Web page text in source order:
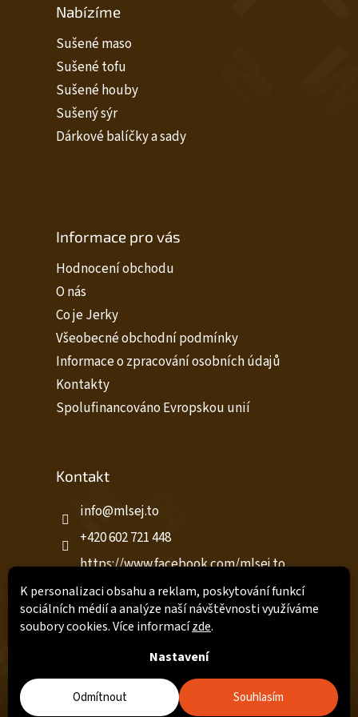
K personalizaci obsahu a reklam, poskytování funkcí
sociálních médií a analýze naší návštěvnosti využíváme
soubory cookies. Více informacízde.
Nastavení
Odmítnout Souhlasím
Nabízíme
Sušené maso
Sušené tofu
Sušené houby
Sušený sýr
Dárkové balíčky a sady
Informace pro vás
Hodnocení obchodu
O nás
Co je Jerky
Všeobecné obchodní podmínky
Informace o zpracování osobních údajů
Kontakty
Spolufinancováno Evropskou unií
Kontakt
info@mlsej.to
+420 602 721 448
https://www.facebook.com/mlsej.to
https://www.facebook.com/profile.ph
p?id=61576587668232
Copyright 2026Mlsej.to. Všechna práva vyhrazena.Upravit
nastavení cookies
Shoptetpoladilo